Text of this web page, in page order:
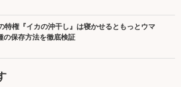
特権『イカの沖干し』は寝かせるともっとウマ
の保存方法を徹底検証